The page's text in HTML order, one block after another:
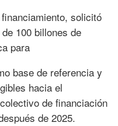
solicitó
100 billones de
para
base de referencia y
hacia el
de financiación
de 2025.